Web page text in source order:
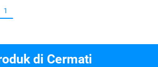
1
di Cermati